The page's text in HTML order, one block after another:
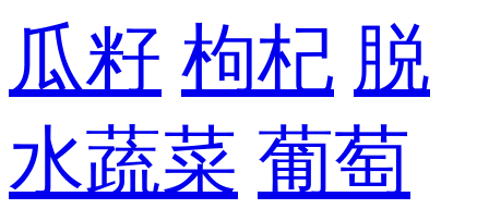
瓜籽 枸杞 脱
水蔬菜 葡萄